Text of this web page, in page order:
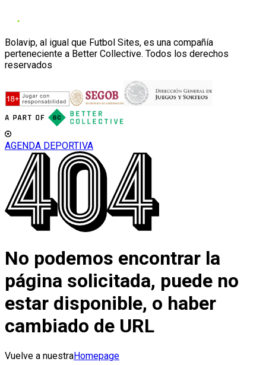
Bolavip, al igual que Futbol Sites, es una compañía
perteneciente a Better Collective. Todos los derechos
reservados
AGENDA DEPORTIVA
No podemos encontrar la
página solicitada, puede no
estar disponible, o haber
cambiado de URL
Vuelve a nuestraHomepage